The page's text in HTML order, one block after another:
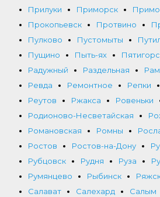
Прилуки
Приморск
Прокопьевск
Протвино
Пулково
Пустомыты
Пущино
Пыть-ях
Радужный
Раздельная
Ревда
Ремонтное Репки
Реутов
Ржакса Ровеньки
Родионово-Несветайская
Романовская
Ромны
Ростов
Ростов-на-Дону
Рубцовск
Рудня Руза
Румянцево
Рыбинск
Салават
Салехард Салым